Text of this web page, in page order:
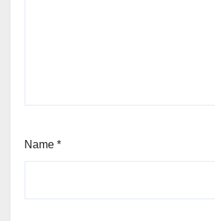
Name *